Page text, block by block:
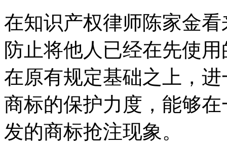
在知识产权律师陈家金
防止将他人已经在先使
在原有规定基础之上，
商标的保护力度，能够
发的商标抢注现象。